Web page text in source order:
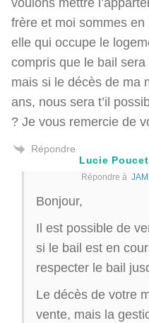
frère et moi sommes en
elle qui occupe le
compris que le bail
mais si le décès de ma
ans, nous sera t’il
? Je vous remercie de
Répondre
Lucie Poucet
Répondre à
Bonjour,
Il est possible de
si le bail est en
respecter le bail
Le décès de votre
vente, mais la